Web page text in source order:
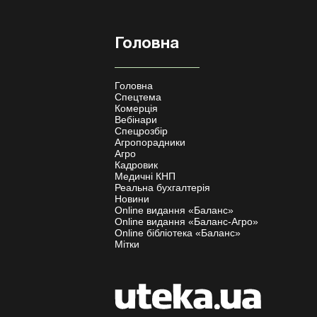
Головна
Головна
Спецтема
Комерція
Вебінари
Спецрозбір
Агропорадники
Агро
Кадровик
Медичні КНП
Реальна бухгалтерія
Новини
Online видання «Баланс»
Online видання «Баланс-Агро»
Online бібліотека «Баланс»
Мітки